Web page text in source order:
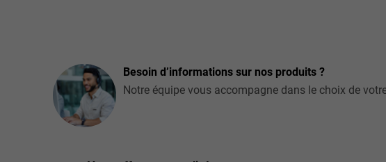
Besoin d’informations sur nos produits ?
Notre équipe vous accompagne dans le choix de